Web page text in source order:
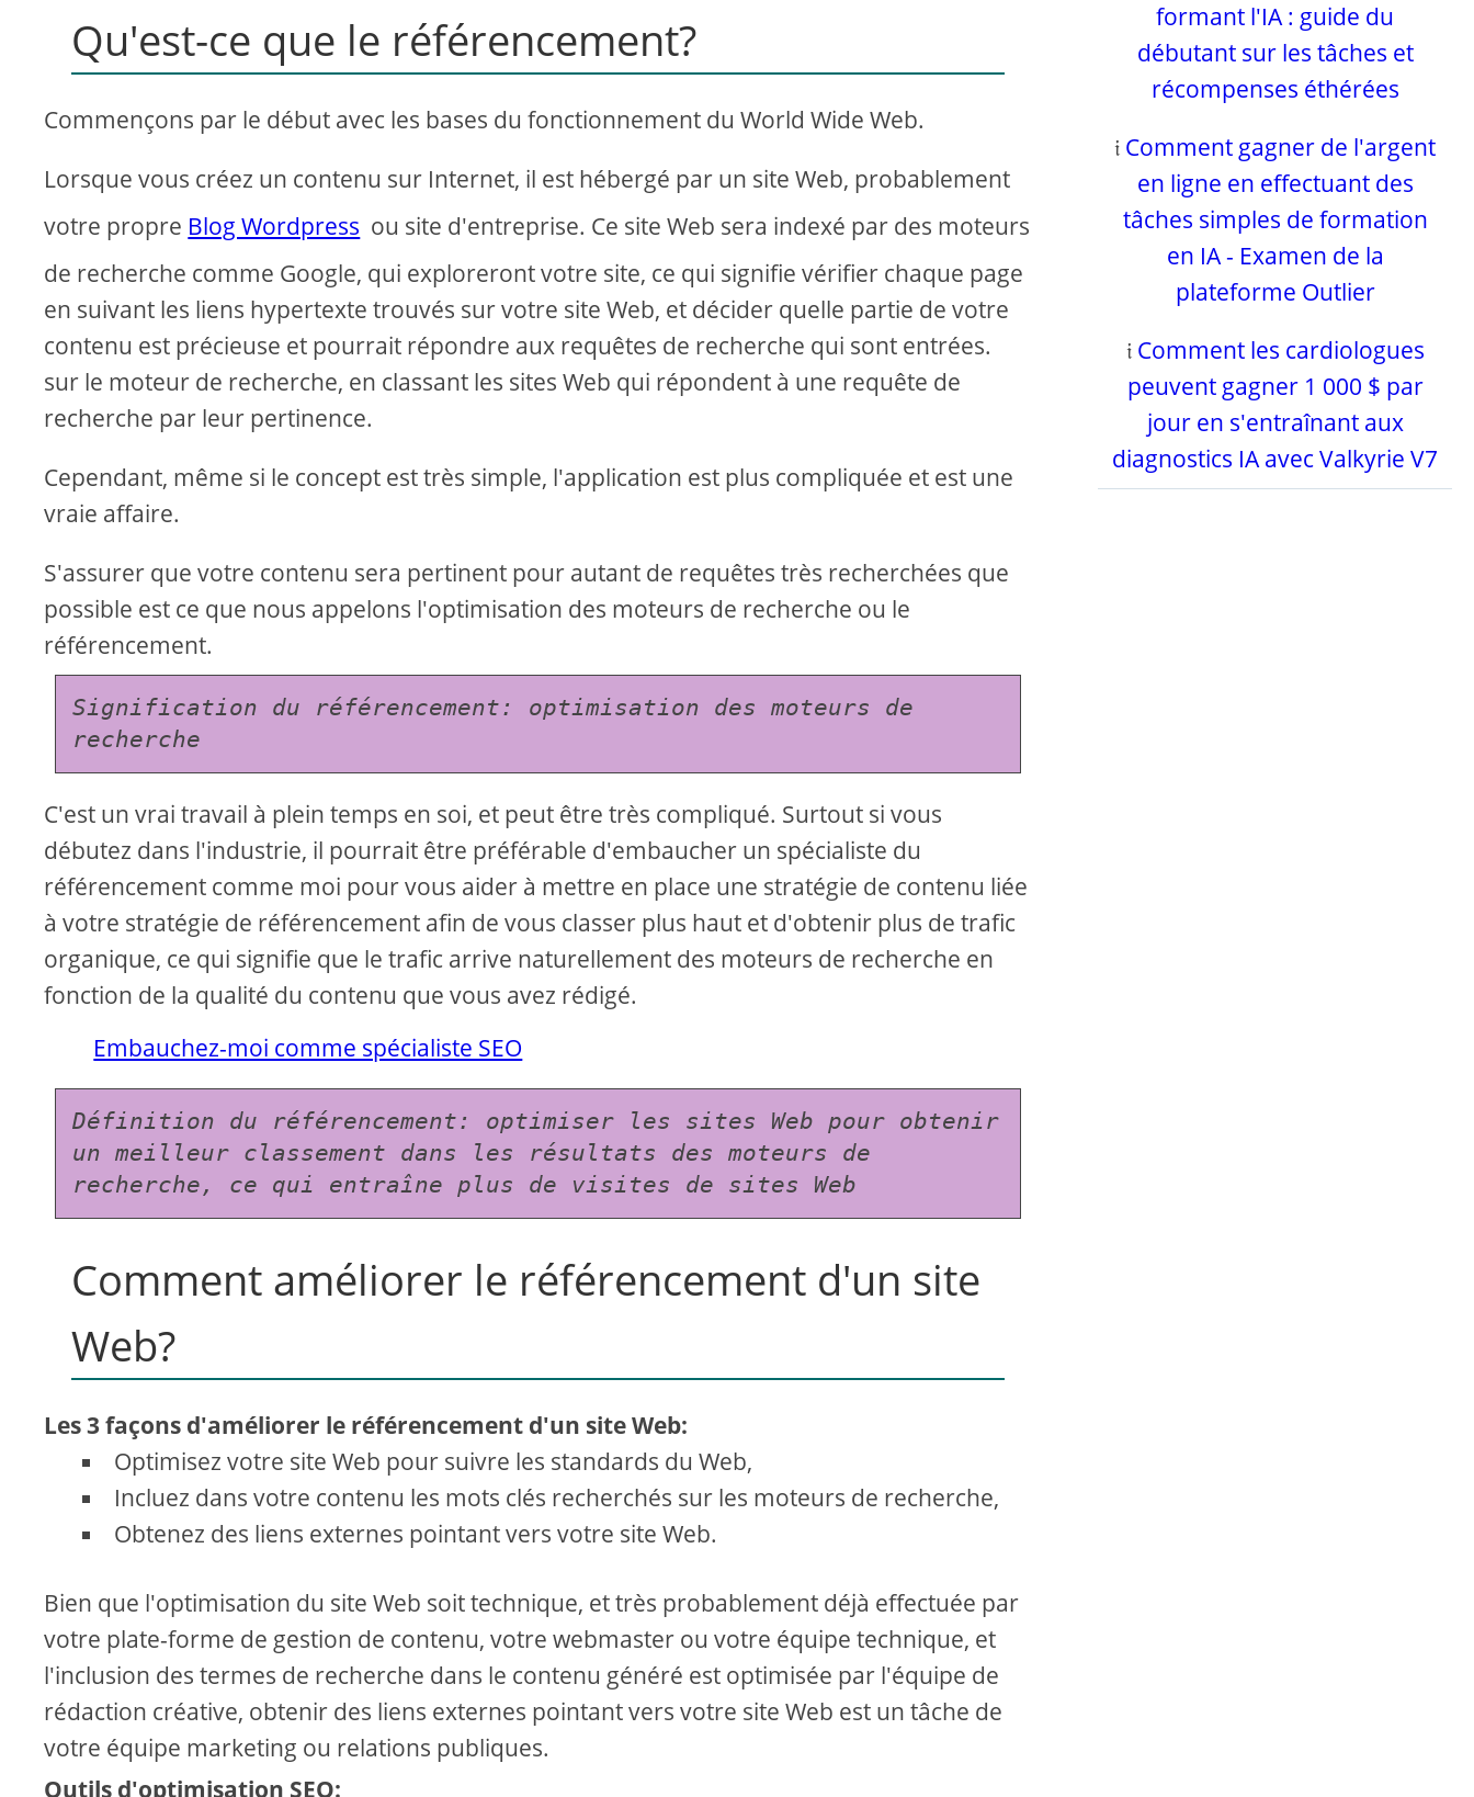
Qu'est-ce que le référencement?
Commençons par le début avec les bases du fonctionnement du World Wide Web.
Lorsque vous créez un contenu sur Internet, il est hébergé par un site Web, probablement
votre propre Blog Wordpress ou site d'entreprise. Ce site Web sera indexé par des moteurs
de recherche comme Google, qui exploreront votre site, ce qui signifie vérifier chaque page
en suivant les liens hypertexte trouvés sur votre site Web, et décider quelle partie de votre
contenu est précieuse et pourrait répondre aux requêtes de recherche qui sont entrées.
sur le moteur de recherche, en classant les sites Web qui répondent à une requête de
recherche par leur pertinence.
Cependant, même si le concept est très simple, l'application est plus compliquée et est une
vraie affaire.
S'assurer que votre contenu sera pertinent pour autant de requêtes très recherchées que
possible est ce que nous appelons l'optimisation des moteurs de recherche ou le
référencement.
Signification du référencement: optimisation des moteurs de
recherche
C'est un vrai travail à plein temps en soi, et peut être très compliqué. Surtout si vous
débutez dans l'industrie, il pourrait être préférable d'embaucher un spécialiste du
référencement comme moi pour vous aider à mettre en place une stratégie de contenu liée
à votre stratégie de référencement afin de vous classer plus haut et d'obtenir plus de trafic
organique, ce qui signifie que le trafic arrive naturellement des moteurs de recherche en
fonction de la qualité du contenu que vous avez rédigé.
Embauchez-moi comme spécialiste SEO
Définition du référencement: optimiser les sites Web pour obtenir
un meilleur classement dans les résultats des moteurs de
recherche, ce qui entraîne plus de visites de sites Web
Comment améliorer le référencement d'un site
Web?
Les 3 façons d'améliorer le référencement d'un site Web:
Optimisez votre site Web pour suivre les standards du Web,
Incluez dans votre contenu les mots clés recherchés sur les moteurs de recherche,
Obtenez des liens externes pointant vers votre site Web.
Bien que l'optimisation du site Web soit technique, et très probablement déjà effectuée par
votre plate-forme de gestion de contenu, votre webmaster ou votre équipe technique, et
l'inclusion des termes de recherche dans le contenu généré est optimisée par l'équipe de
rédaction créative, obtenir des liens externes pointant vers votre site Web est un tâche de
votre équipe marketing ou relations publiques.
Outils d'optimisation SEO:
formant l'IA : guide du
débutant sur les tâches et
récompenses éthérées
𝔦 Comment gagner de l'argent
en ligne en effectuant des
tâches simples de formation
en IA - Examen de la
plateforme Outlier
𝔦 Comment les cardiologues
peuvent gagner 1 000 $ par
jour en s'entraînant aux
diagnostics IA avec Valkyrie V7